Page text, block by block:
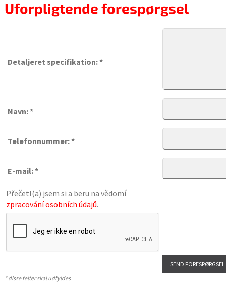
Uforpligtende forespørgsel
Detaljeret specifikation: *
Navn: *
Telefonnummer: *
E-mail: *
Přečetl(a) jsem si a beru na vědomí
zpracování osobních údajů.
* disse felter skal udfyldes